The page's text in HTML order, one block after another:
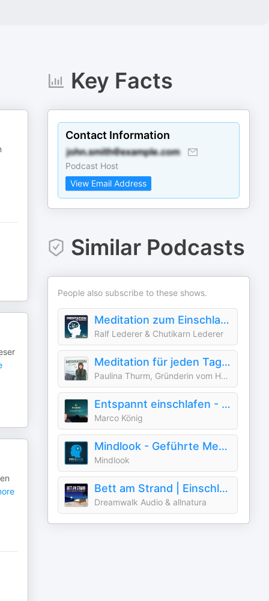
Key Facts
Contact Information
Podcast Host
View Email Address
Similar Podcasts
People also subscribe to these shows.
Meditation zum Einschlafen
Ralf Lederer & Chutikarn Lederer
Meditation für jeden Tag - Dein Podcast für geführte Meditationen und Entspannung
Paulina Thurm, Gründerin vom House of Peace
Entspannt einschlafen - Meditation & Achtsamkeit für die Nacht
Marco König
Mindlook - Geführte Meditationen
Mindlook
Bett am Strand | Einschlafen zu Reisegeschichten
Dreamwalk Audio & allnatura